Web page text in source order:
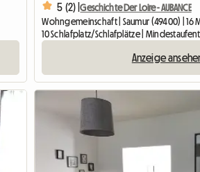
5 (2) |Geschichte Der Loire - AUBANCE
Wohngemeinschaft | Saumur (49400) | 16
10 Schlafplatz/Schlafplätze |
Anzeige